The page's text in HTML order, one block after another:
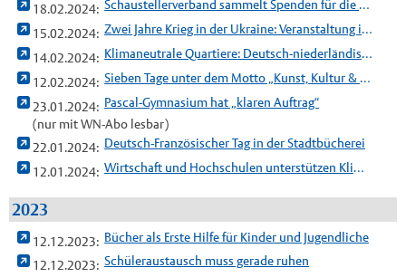
18.02.2024:
Schaustellerverband sammelt Spenden für die Ukraine
15.02.2024:
Zwei Jahre Krieg in der Ukraine: Veranstaltung im Rathaus
14.02.2024:
Klimaneutrale Quartiere: Deutsch-niederländisches Projekt startet
12.02.2024:
Sieben Tage unter dem Motto „Kunst, Kultur & Kurioses“
23.01.2024: Pascal-Gymnasium hat „klaren Auftrag“
(nur mit WN-Abo lesbar)
22.01.2024: Deutsch-Französischer Tag in der Stadtbücherei
12.01.2024:
Wirtschaft und Hochschulen unterstützen Klimastadt-Vertrag
2023
12.12.2023: Bücher als Erste Hilfe für Kinder und Jugendliche
12.12.2023: Schüleraustausch muss gerade ruhen